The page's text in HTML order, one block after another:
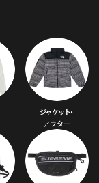
ジャケット・
アウター